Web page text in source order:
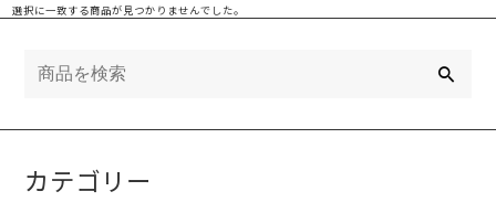
選択に一致する商品が見つかりませんでした。
カテゴリー